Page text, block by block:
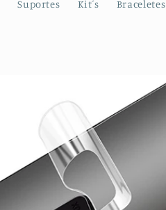
Suportes Kit´s Braceletes